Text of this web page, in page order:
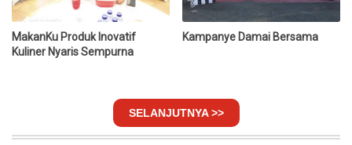
MakanKu Produk Inovatif
Kuliner Nyaris Sempurna
Kampanye Damai Bersama
SELANJUTNYA >>